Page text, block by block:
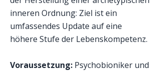
inneren Ordnung: Ziel ist ein
umfassendes Update auf eine
höhere Stufe der Lebenskompetenz.
Voraussetzung: Psychobioniker und